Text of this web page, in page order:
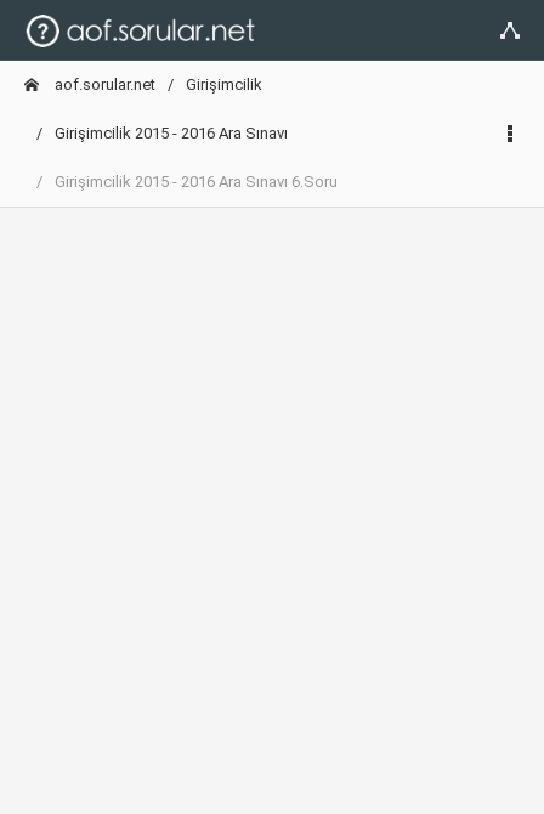
aof.sorular.net Girişimcilik
Girişimcilik 2015 - 2016 Ara Sınavı
Girişimcilik 2015 - 2016 Ara Sınavı 6.Soru